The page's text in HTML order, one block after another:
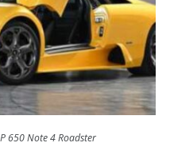
650 Note 4 Roadster